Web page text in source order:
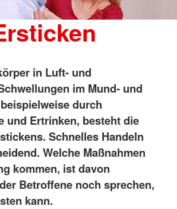
in Luft- und
im Mund- und
durch
und Ertrinken, besteht die
Schnelles Handeln
Welche Maßnahmen
kommen, ist davon
Betroffene noch sprechen,
kann.